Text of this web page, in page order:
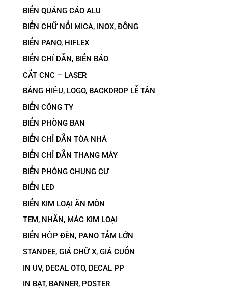
BIỂN QUẢNG CÁO ALU
BIỂN CHỮ NỔI MICA, INOX, ĐỒNG
BIỂN PANO, HIFLEX
BIỂN CHỈ DẪN, BIỂN BÁO
CẮT CNC – LASER
BẢNG HIỆU, LOGO, BACKDROP LỄ TÂN
BIỂN CÔNG TY
BIỂN PHÒNG BAN
BIỂN CHỈ DẪN TÒA NHÀ
BIỂN CHỈ DẪN THANG MÁY
BIỂN PHÒNG CHUNG CƯ
BIỂN LED
BIỂN KIM LOẠI ĂN MÒN
TEM, NHÃN, MÁC KIM LOẠI
BIỂN HỘP ĐÈN, PANO TẤM LỚN
STANDEE, GIÁ CHỮ X, GIÁ CUỐN
IN UV, DECAL OTO, DECAL PP
IN BẠT, BANNER, POSTER